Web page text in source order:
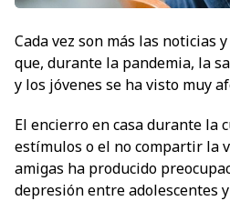
Cada vez son más las noticias
que, durante la pandemia, la
y los jóvenes se ha visto muy
El encierro en casa durante la
estímulos o el no compartir la
amigas ha producido
depresión entre adolescentes